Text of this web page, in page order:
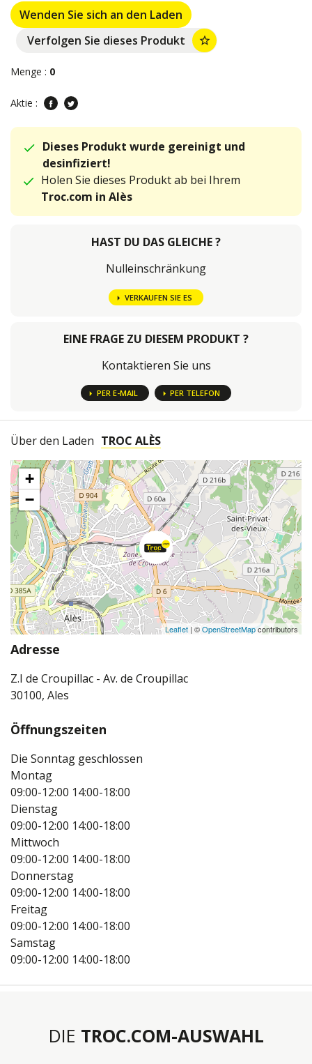
Wenden Sie sich an den Laden
Verfolgen Sie dieses Produkt
star_border
Menge : 0
Aktie :
Dieses Produkt wurde gereinigt und
desinfiziert!
Holen Sie dieses Produkt ab bei Ihrem
Troc.com in Alès
HAST DU DAS GLEICHE ?
Nulleinschränkung
VERKAUFEN SIE ES
EINE FRAGE ZU DIESEM PRODUKT ?
Kontaktieren Sie uns
PER E-MAIL PER TELEFON
Über den Laden TROC ALÈS
+
−
Leaflet | ©OpenStreetMapcontributors
Adresse
Z.I de Croupillac - Av. de Croupillac
30100, Ales
Öffnungszeiten
Die Sonntag geschlossen
Montag
09:00-12:00 14:00-18:00
Dienstag
09:00-12:00 14:00-18:00
Mittwoch
09:00-12:00 14:00-18:00
Donnerstag
09:00-12:00 14:00-18:00
Freitag
09:00-12:00 14:00-18:00
Samstag
09:00-12:00 14:00-18:00
DIE TROC.COM-AUSWAHL